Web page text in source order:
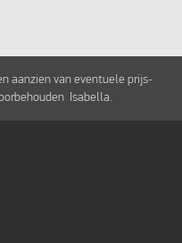
aanzien van eventuele prijs-
Isabella.